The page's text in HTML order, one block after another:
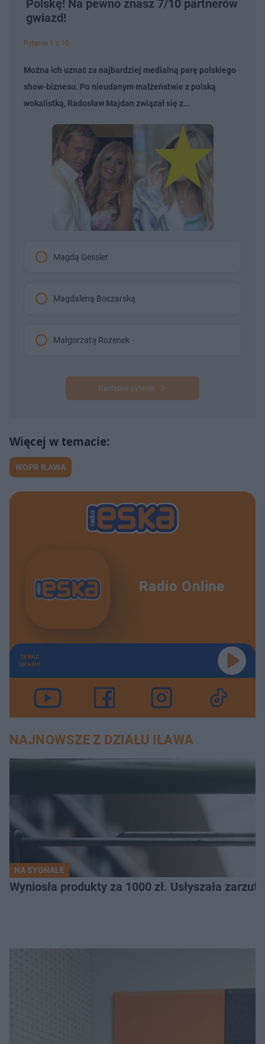
Polskę! Na pewno znasz 7/10 partnerów
gwiazd!
Pytanie 1 z 10
Można ich uznać za najbardziej medialną parę polskiego
show-biznesu. Po nieudanym małżeństwie z polską
wokalistką, Radosław Majdan związał się z...
Magdą Gessler
Magdaleną Boczarską
Małgorzatą Rozenek
Następne pytanie
WOPR IŁAWA
Radio Online
TERAZ
GRAMY
NAJNOWSZE Z DZIAŁU IŁAWA
NA SYGNALE
Wyniosła produkty za 1000 zł. Usłyszała zarzuty